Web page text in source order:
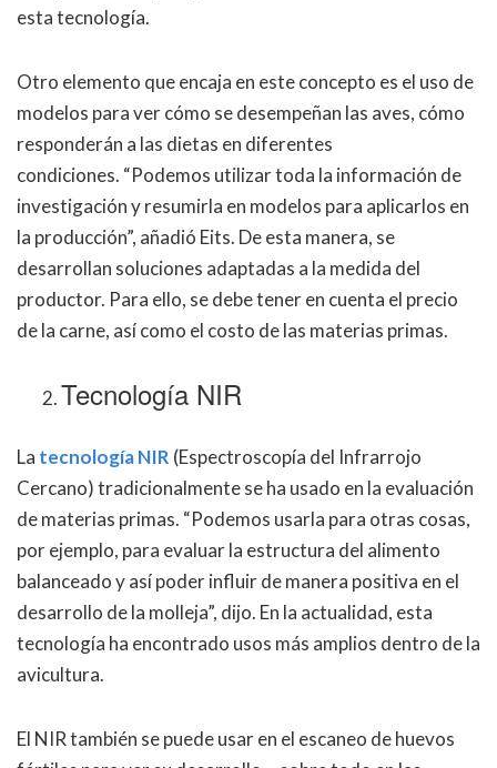
esta tecnología.
Otro elemento que encaja en este concepto es el uso de
modelos para ver cómo se desempeñan las aves, cómo
responderán a las dietas en diferentes
condiciones. “Podemos utilizar toda la información de
investigación y resumirla en modelos para aplicarlos en
la producción”, añadió Eits. De esta manera, se
desarrollan soluciones adaptadas a la medida del
productor. Para ello, se debe tener en cuenta el precio
de la carne, así como el costo de las materias primas.
Tecnología NIR
La tecnología NIR (Espectroscopía del Infrarrojo
Cercano) tradicionalmente se ha usado en la evaluación
de materias primas. “Podemos usarla para otras cosas,
por ejemplo, para evaluar la estructura del alimento
balanceado y así poder influir de manera positiva en el
desarrollo de la molleja”, dijo. En la actualidad, esta
tecnología ha encontrado usos más amplios dentro de la
avicultura.
El NIR también se puede usar en el escaneo de huevos